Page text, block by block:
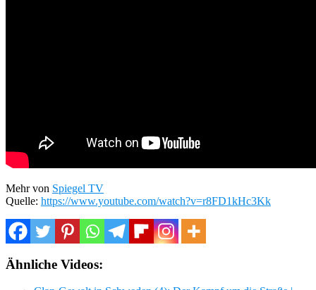
Mehr von Spiegel TV
Quelle: https://www.youtube.com/watch?v=r8FD1kHc3Kk
Ähnliche Videos: